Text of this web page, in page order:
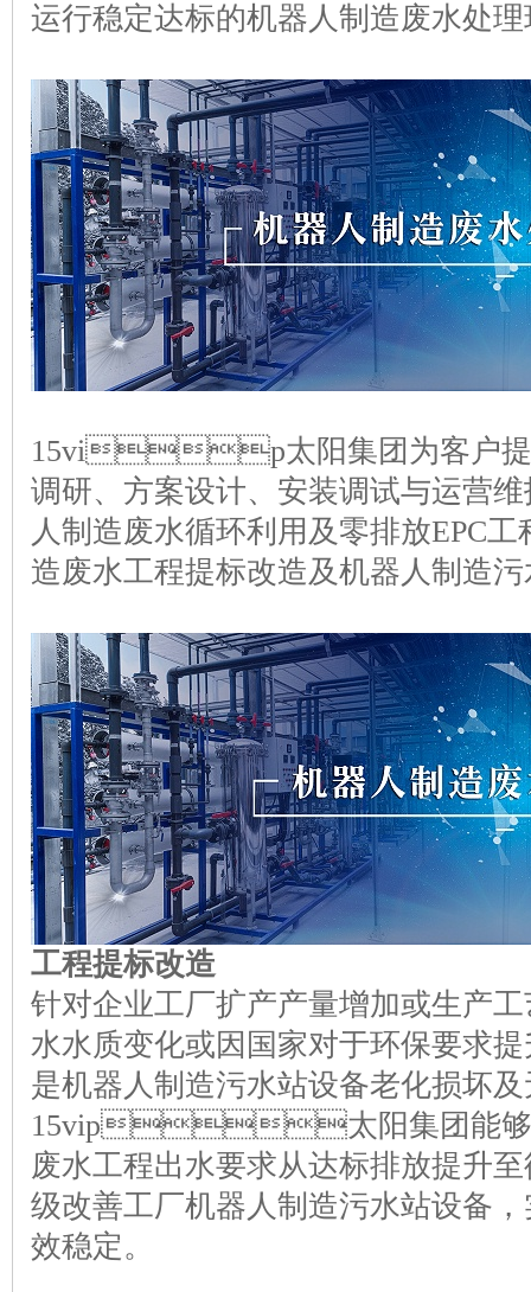
运行稳定达标的机器人制造废水处
15vip太阳集团为客户
调研、方案设计、安装调试与运营
人制造废水循环利用及零排放EPC
造废水工程提标改造及机器人制造
工程提标改造
针对企业工厂扩产产量增加或生产
水水质变化或因国家对于环保要
是机器人制造污水站设备老化损坏
15vip太阳集团能够
废水工程出水要求从达标排放提升
级改善工厂机器人制造污水站设备
效稳定。